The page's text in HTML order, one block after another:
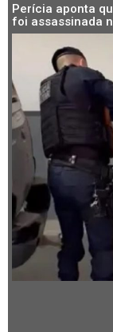
Perícia aponta
foi assassinada